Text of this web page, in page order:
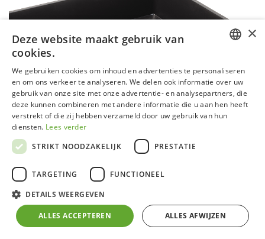
Starterspakket
GERMAN
FRENCH
×
Deze website maakt gebruik van
cookies.
We gebruiken cookies om inhoud en advertenties te personaliseren
en om ons verkeer te analyseren. We delen ook informatie over uw
gebruik van onze site met onze advertentie- en analysepartners, die
deze kunnen combineren met andere informatie die u aan hen heeft
verstrekt of die zij hebben verzameld door uw gebruik van hun
diensten. Lees verder
STRIKT NOODZAKELIJK
PRESTATIE
TARGETING FUNCTIONEEL
DETAILS WEERGEVEN
ALLES ACCEPTEREN ALLES AFWIJZEN